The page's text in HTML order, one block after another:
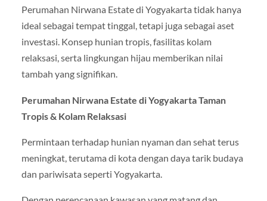
Perumahan Nirwana Estate di Yogyakarta tidak hanya
ideal sebagai tempat tinggal, tetapi juga sebagai aset
investasi. Konsep hunian tropis, fasilitas kolam
relaksasi, serta lingkungan hijau memberikan nilai
tambah yang signifikan.
Perumahan Nirwana Estate di Yogyakarta Taman
Tropis & Kolam Relaksasi
Permintaan terhadap hunian nyaman dan sehat terus
meningkat, terutama di kota dengan daya tarik budaya
dan pariwisata seperti Yogyakarta.